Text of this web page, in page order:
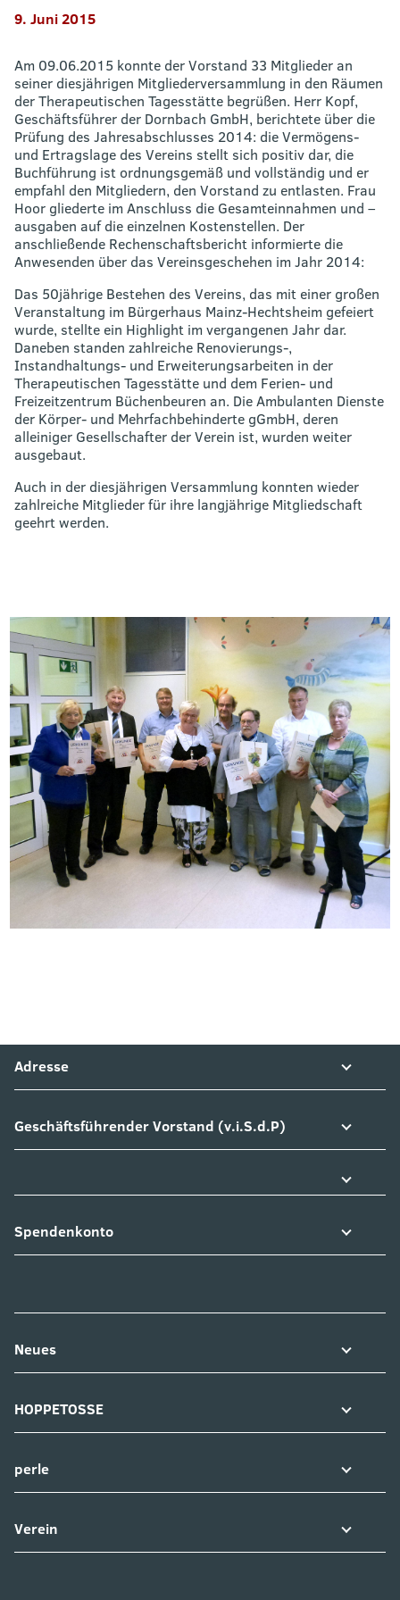
9. Juni 2015
Am 09.06.2015 konnte der Vorstand 33 Mitglieder an
seiner diesjährigen Mitgliederversammlung in den Räumen
der Therapeutischen Tagesstätte begrüßen. Herr Kopf,
Geschäftsführer der Dornbach GmbH, berichtete über die
Prüfung des Jahresabschlusses 2014: die Vermögens-
und Ertragslage des Vereins stellt sich positiv dar, die
Buchführung ist ordnungsgemäß und vollständig und er
empfahl den Mitgliedern, den Vorstand zu entlasten. Frau
Hoor gliederte im Anschluss die Gesamteinnahmen und –
ausgaben auf die einzelnen Kostenstellen. Der
anschließende Rechenschaftsbericht informierte die
Anwesenden über das Vereinsgeschehen im Jahr 2014:
Das 50jährige Bestehen des Vereins, das mit einer großen
Veranstaltung im Bürgerhaus Mainz-Hechtsheim gefeiert
wurde, stellte ein Highlight im vergangenen Jahr dar.
Daneben standen zahlreiche Renovierungs-,
Instandhaltungs- und Erweiterungsarbeiten in der
Therapeutischen Tagesstätte und dem Ferien- und
Freizeitzentrum Büchenbeuren an. Die Ambulanten Dienste
der Körper- und Mehrfachbehinderte gGmbH, deren
alleiniger Gesellschafter der Verein ist, wurden weiter
ausgebaut.
Auch in der diesjährigen Versammlung konnten wieder
zahlreiche Mitglieder für ihre langjährige Mitgliedschaft
geehrt werden.
Bild
in
Großansicht
anzeigen
Adresse
Geschäftsführender Vorstand (v.i.S.d.P)
Spendenkonto
Neues
HOPPETOSSE
perle
Verein